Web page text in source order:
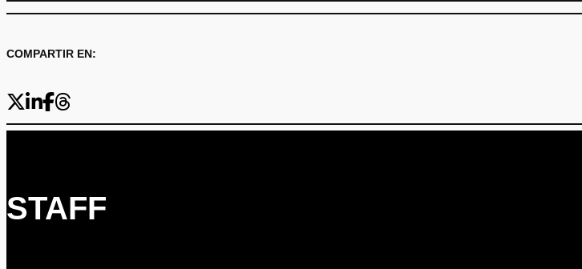
COMPARTIR EN:
STAFF